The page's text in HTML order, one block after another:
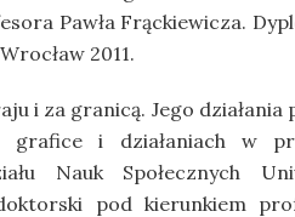
Pawła Frąckiewicza.
2011.
i za granicą. Jego działania
grafice i działaniach w
Nauk Społecznych
pod kierunkiem